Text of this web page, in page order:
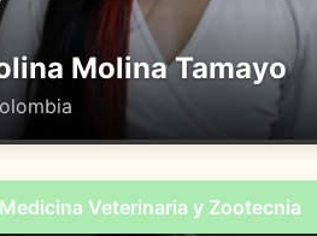
Molina Tamayo
Medicina Veterinaria y Zootecnia